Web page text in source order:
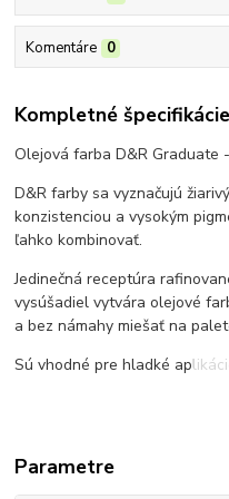
Komentáre 0
Kompletné špecifikácie
Olejová farba D&R Graduate
D&R farby sa vyznačujú
konzistenciou a vysokým
ľahko kombinovať.
Jedinečná receptúra
vysúšadiel vytvára olejové
a bez námahy miešať na
Sú vhodné pre hladké
Parametre